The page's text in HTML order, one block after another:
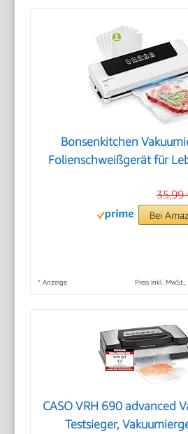
Bonsenkitchen
Folienschweißgerät für
35,99
Bei
* Anzeige Preis inkl.
CASO VRH 690 advanced
Testsieger,